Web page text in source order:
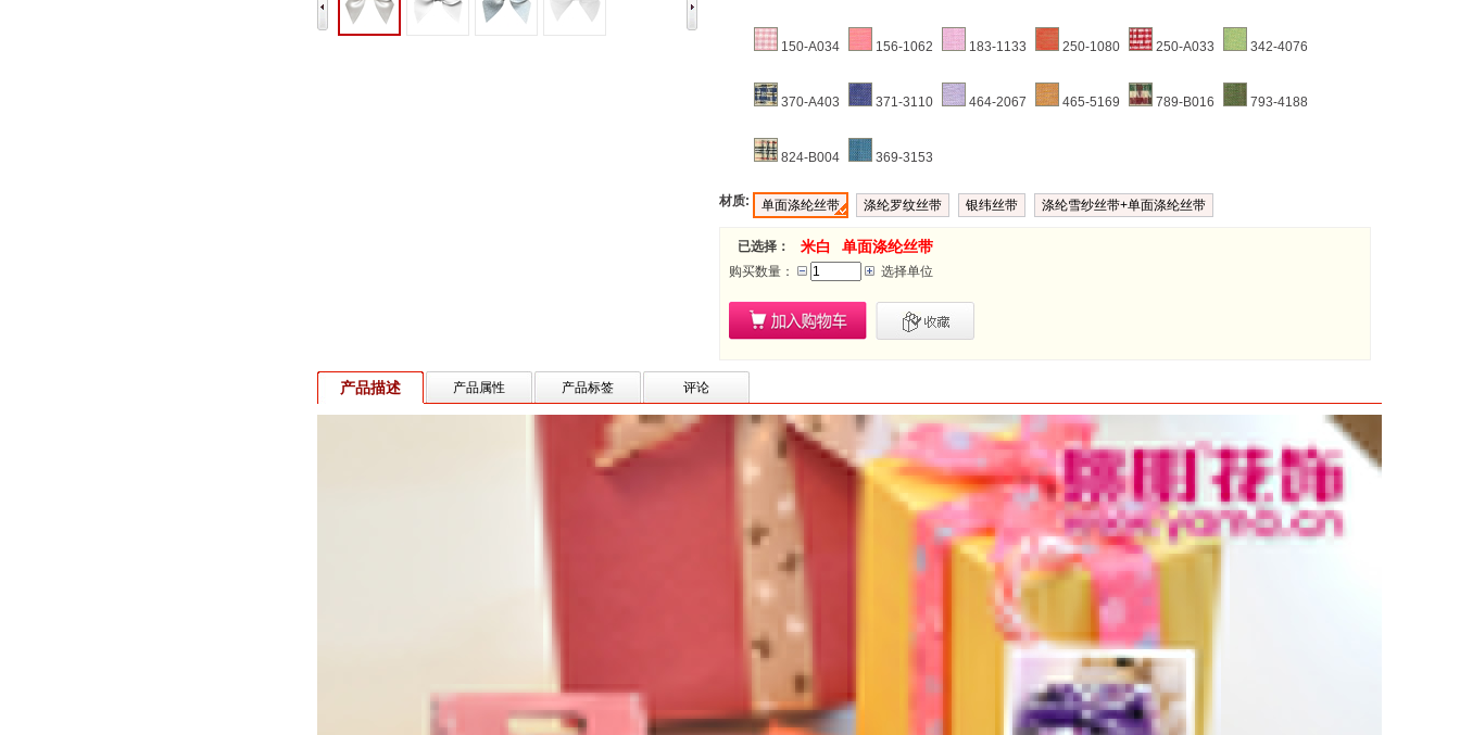
150-A034 156-1062 183-1133 250-1080 250-A033 342-4076
370-A403 371-3110 464-2067 465-5169 789-B016 793-4188
824-B004 369-3153
材质: 单面涤纶丝带 涤纶罗纹丝带 银纬丝带 涤纶雪纱丝带+单面涤纶丝带
已选择： 米白 单面涤纶丝带
购买数量： 选择单位
产品描述 产品属性 产品标签 评论